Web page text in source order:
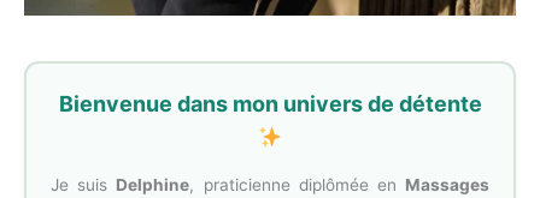
Bienvenue dans mon univers de détente
Je suis Delphine, praticienne diplômée en Massages